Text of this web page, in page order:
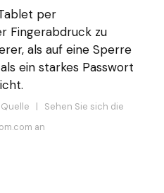
per
Fingerabdruck zu
als auf eine Sperre
ein starkes Passwort
| Sehen Sie sich die
an